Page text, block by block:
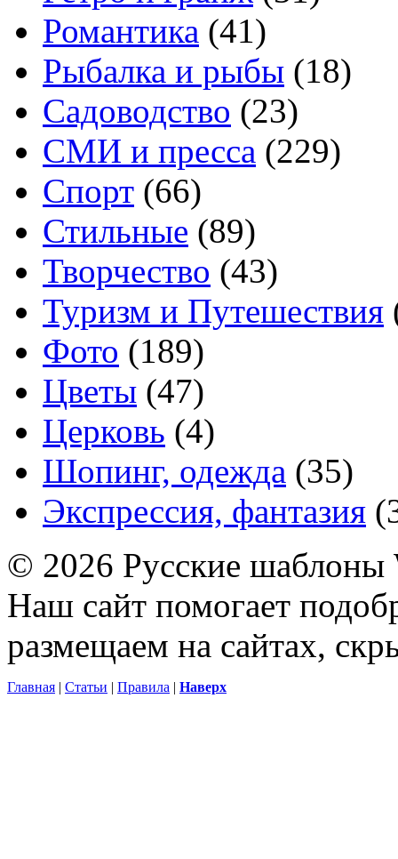
Романтика (41)
Рыбалка и рыбы (18)
Садоводство (23)
СМИ и пресса (229)
Спорт (66)
Стильные (89)
Творчество (43)
Туризм и Путешествия
Фото (189)
Цветы (47)
Церковь (4)
Шопинг, одежда (35)
Экспрессия, фантазия
© 2026 Русские шаблоны
Наш сайт помогает
размещаем на сайтах,
Главная | Статьи | Правила | Наверх